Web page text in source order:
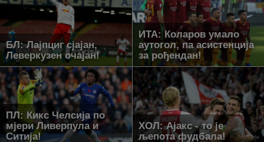
БЛ: Лајпциг сјајан,
Леверкузен очајан!
ИТА: Коларов умало
аутогол, па асистенција
за рођендан!
ПЛ: Кикс Челсија по
мјери Ливерпула и
Ситија!
ХОЛ: Ајакс - то је
љепота фудбала!